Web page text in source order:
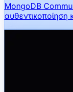
MongoDB
αυθεντικοποίηση